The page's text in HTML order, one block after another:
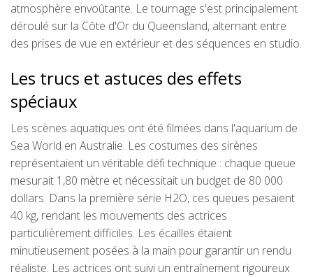
atmosphère envoûtante. Le tournage s'est principalement
déroulé sur la Côte d'Or du Queensland, alternant entre
des prises de vue en extérieur et des séquences en studio.
Les trucs et astuces des effets
spéciaux
Les scènes aquatiques ont été filmées dans l'aquarium de
Sea World en Australie. Les costumes des sirènes
représentaient un véritable défi technique : chaque queue
mesurait 1,80 mètre et nécessitait un budget de 80 000
dollars. Dans la première série H2O, ces queues pesaient
40 kg, rendant les mouvements des actrices
particulièrement difficiles. Les écailles étaient
minutieusement posées à la main pour garantir un rendu
réaliste. Les actrices ont suivi un entraînement rigoureux